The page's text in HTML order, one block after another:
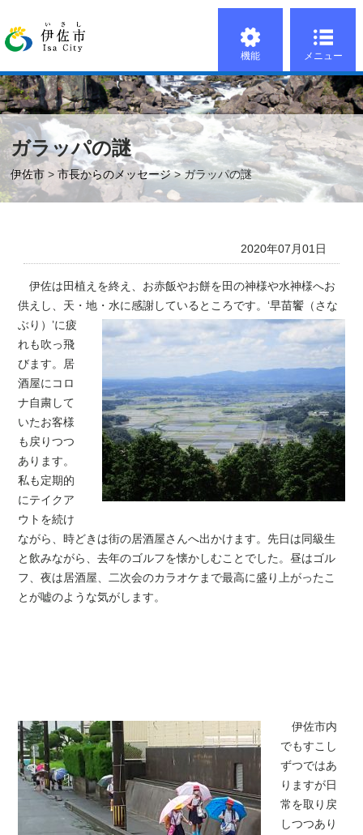
機能 メニュー
ガラッパの謎
伊佐市 >市長からのメッセージ> ガラッパの謎
2020年07月01日
伊佐は田植えを終え、お赤飯やお餅を田の神様や水神様へお
供えし、天・地・水に感謝しているところです。‘早苗饗（さな
ぶり）’に疲
れも吹っ飛
びます。居
酒屋にコロ
ナ自粛して
いたお客様
も戻りつつ
あります。
私も定期的
にテイクア
ウトを続け
ながら、時どきは街の居酒屋さんへ出かけます。先日は同級生
と飲みながら、去年のゴルフを懐かしむことでした。昼はゴル
フ、夜は居酒屋、二次会のカラオケまで最高に盛り上がったこ
とが嘘のような気がします。
伊佐市内
でもすこし
ずつではあ
りますが日
常を取り戻
しつつあり